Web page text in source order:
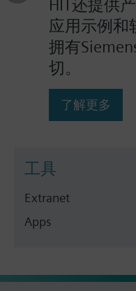
HIT还提供
应用示例和
拥有
切。
了解更多
工具
Extranet
Apps